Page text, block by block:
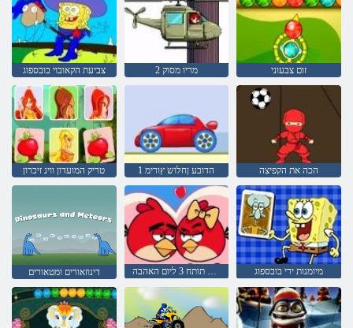
צביעת הקאובוי בובספוג מריו מסוק 2 זום צבעוני
טריק המועדון ווינ זיכרון 1 הדובע ןחלוש ץורימ הכה את הקפיצה
דינוזאורים ומטאורים מיומנות ירי בובספוג